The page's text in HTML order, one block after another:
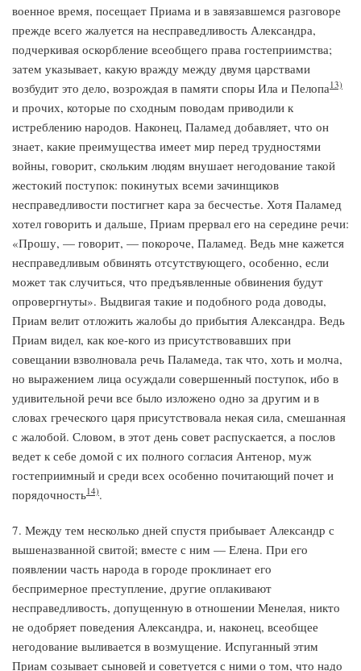
военное время, посещает Приама и в завязавшемся разговоре
прежде всего жалуется на несправедливость Александра,
подчеркивая оскорбление всеобщего права гостеприимства;
затем указывает, какую вражду между двумя царствами
возбудит это дело, возрождая в памяти споры Ила и Пелопа13)
и прочих, которые по сходным поводам приводили к
истреблению народов. Наконец, Паламед добавляет, что он
знает, какие преимущества имеет мир перед трудностями
войны, говорит, скольким людям внушает негодование такой
жестокий поступок: покинутых всеми зачинщиков
несправедливости постигнет кара за бесчестье. Хотя Паламед
хотел говорить и дальше, Приам прервал его на середине речи:
«Прошу, — говорит, — покороче, Паламед. Ведь мне кажется
несправедливым обвинять отсутствующего, особенно, если
может так случиться, что предъявленные обвинения будут
опровергнуты». Выдвигая такие и подобного рода доводы,
Приам велит отложить жалобы до прибытия Александра. Ведь
Приам видел, как кое-кого из присутствовавших при
совещании взволновала речь Паламеда, так что, хоть и молча,
но выражением лица осуждали совершенный поступок, ибо в
удивительной речи все было изложено одно за другим и в
словах греческого царя присутствовала некая сила, смешанная
с жалобой. Словом, в этот день совет распускается, а послов
ведет к себе домой с их полного согласия Антенор, муж
гостеприимный и среди всех особенно почитающий почет и
порядочность14).
7. Между тем несколько дней спустя прибывает Александр с
вышеназванной свитой; вместе с ним — Елена. При его
появлении часть народа в городе проклинает его
беспримерное преступление, другие оплакивают
несправедливость, допущенную в отношении Менелая, никто
не одобряет поведения Александра, и, наконец, всеобщее
негодование выливается в возмущение. Испуганный этим
Приам созывает сыновей и советуется с ними о том, что надо